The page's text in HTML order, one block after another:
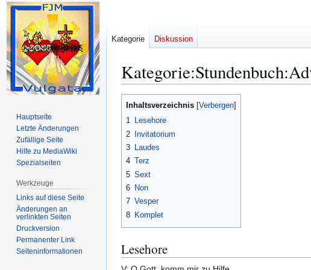
Kategorie:
Zur
Zur
Inhaltsverzeichnis
1 Lesehore
2
Invitatorium
3 Laudes
4 Terz
5 Sext
6 Non
7 Vesper
8 Komplet
Lesehore
Kategorie Diskussion
Hauptseite
Letzte Änderungen
Zufällige Seite
Hilfe zu MediaWiki
Spezialseiten
Werkzeuge
Links auf diese Seite
Änderungen an
verlinkten Seiten
Druckversion
Permanenter Link
Seiten­­informationen